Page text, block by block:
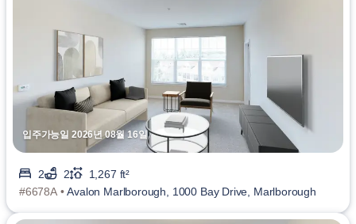
입주가능일 2026년 08월 16일
2 2
1,267 ft²
#6678A •Avalon Marlborough, 1000 Bay Drive, Marlborough